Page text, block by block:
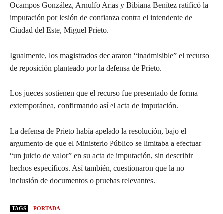
Ocampos González, Arnulfo Arias y Bibiana Benítez ratificó la
imputación por lesión de confianza contra el intendente de
Ciudad del Este, Miguel Prieto.
Igualmente, los magistrados declararon “inadmisible” el recurso
de reposición planteado por la defensa de Prieto.
Los jueces sostienen que el recurso fue presentado de forma
extemporánea, confirmando así el acta de imputación.
La defensa de Prieto había apelado la resolución, bajo el
argumento de que el Ministerio Público se limitaba a efectuar
“un juicio de valor” en su acta de imputación, sin describir
hechos específicos. Así también, cuestionaron que la no
inclusión de documentos o pruebas relevantes.
TAGS PORTADA